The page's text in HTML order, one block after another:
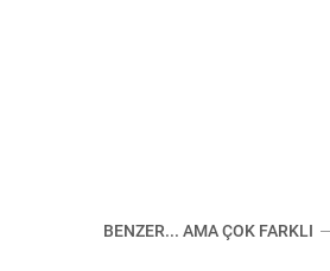
BENZER... AMA ÇOK FARKLI